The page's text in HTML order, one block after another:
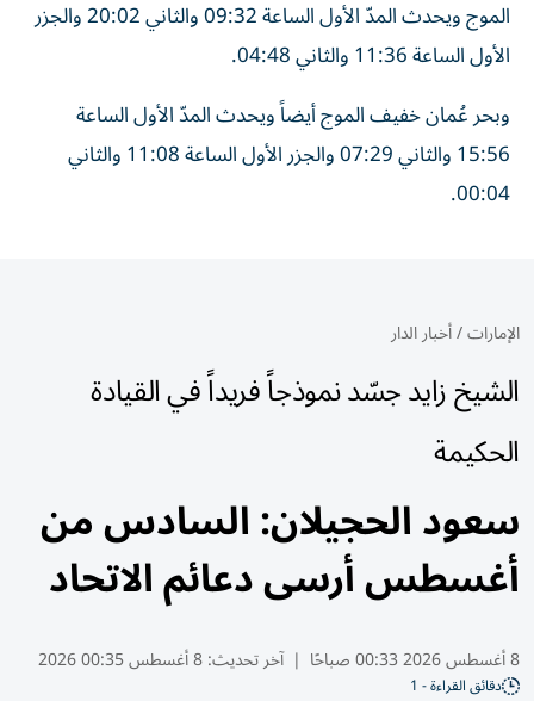
الموج ويحدث المدّ الأول الساعة 09:32 والثاني 20:02 والجزر
الأول الساعة 11:36 والثاني 04:48.
وبحر عُمان خفيف الموج أيضاً ويحدث المدّ الأول الساعة
15:56 والثاني 07:29 والجزر الأول الساعة 11:08 والثاني
00:04.
الإمارات/أخبار الدار
الشيخ زايد جسّد نموذجاً فريداً في القيادة
الحكيمة
سعود الحجيلان: السادس من
أغسطس أرسى دعائم الاتحاد
8 أغسطس 2026 00:33 صباحًا | آخر تحديث:8 أغسطس 00:35 2026
دقائق القراءة - 1